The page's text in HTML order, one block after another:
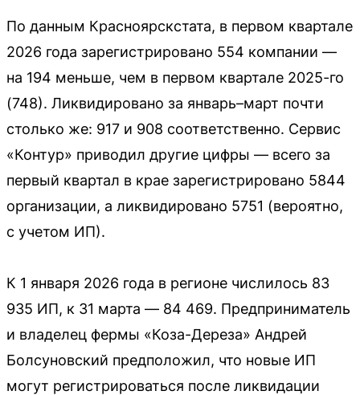
По данным Красноярскстата, в первом квартале
2026 года зарегистрировано 554 компании —
на 194 меньше, чем в первом квартале 2025-го
(748). Ликвидировано за январь–март почти
столько же: 917 и 908 соответственно. Сервис
«Контур» приводил другие цифры — всего за
первый квартал в крае зарегистрировано 5844
организации, а ликвидировано 5751 (вероятно,
с учетом ИП).
К 1 января 2026 года в регионе числилось 83
935 ИП, к 31 марта — 84 469. Предприниматель
и владелец фермы «Коза-Дереза» Андрей
Болсуновский предположил, что новые ИП
могут регистрироваться после ликвидации